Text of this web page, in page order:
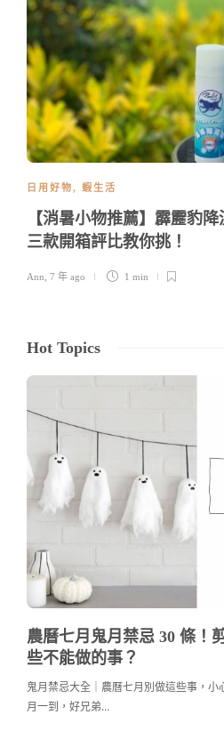
日用好物, 蝦生活
【消暑小物推薦】霹靂豹
三款開箱評比教你挑！
Ann 7 年 ago 1 min
Hot Topics
農曆七月鬼月禁忌 30 條！
些不能做的事？
鬼月禁忌大全｜農曆七月別做這些事，
月一到，好兄弟…